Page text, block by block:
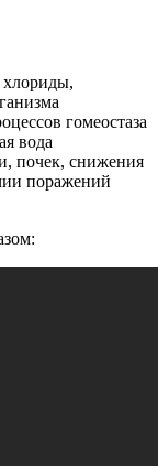
хлориды,
гомеостаза
вода
почек, снижения
поражений